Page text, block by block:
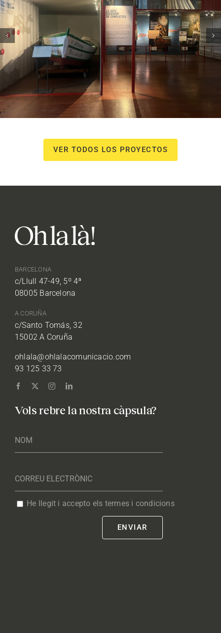
Museu Marítim – 7 vaixells, 7
històries
Campanyes culturals
Estratègia de comunicació
i PR
VER TODOS LOS PROYECTOS
BARCELONA
c/Llull 47-49, 5º 4ª
08005 Barcelona
A CORUÑA
c/Santo Tomás, 32
15002 A Coruña
ohlala@ohlalacomunicacio.com
93 125 33 73
Vols rebre la nostra càpsula?
He llegit i accepto els termes i condicions